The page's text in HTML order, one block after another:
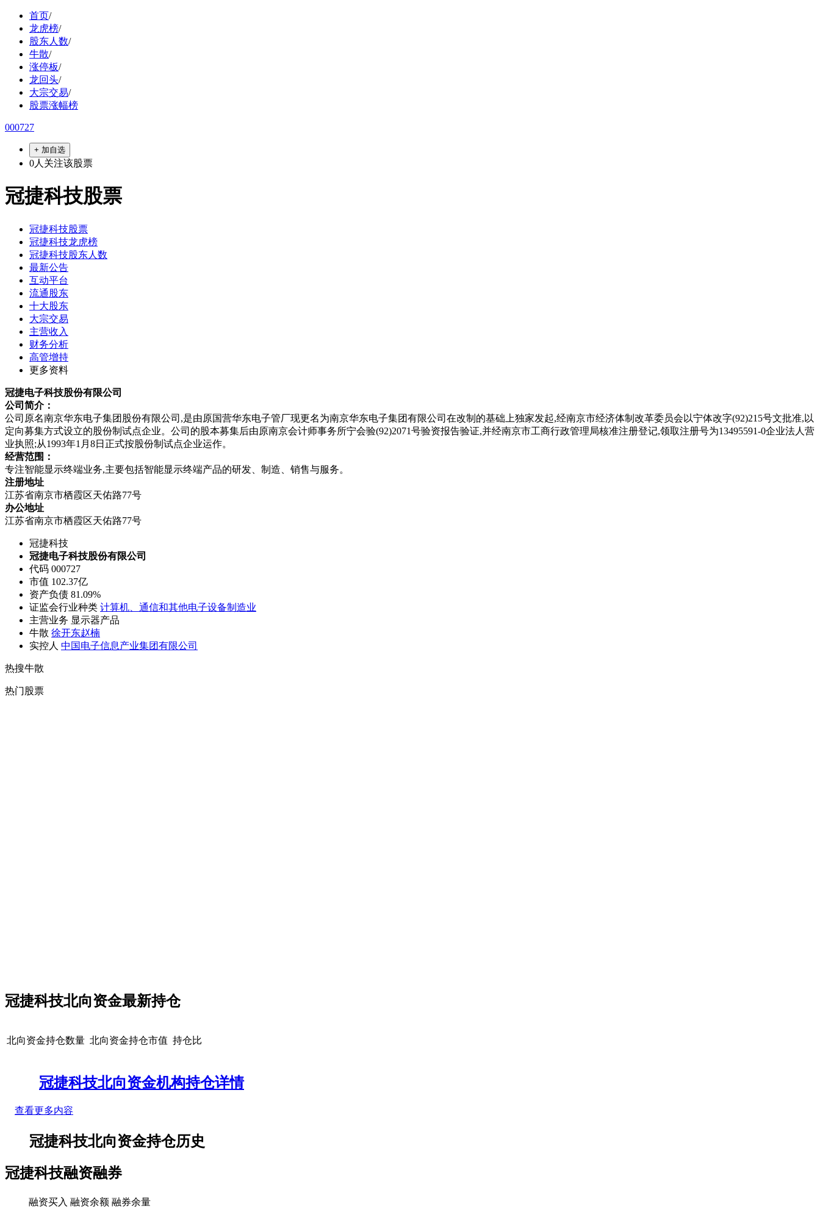
首页/
龙虎榜/
股东人数/
牛散/
涨停板/
龙回头/
大宗交易/
股票涨幅榜
000727
+ 加自选
0人关注该股票
冠捷科技股票
冠捷科技股票
冠捷科技龙虎榜
冠捷科技股东人数
最新公告
互动平台
流通股东
十大股东
大宗交易
主营收入
财务分析
高管增持
更多资料
冠捷电子科技股份有限公司
公司简介：
公司原名南京华东电子集团股份有限公司,是由原国营华东电子管厂现更名为南京华东电子集团有限公司在改制的基础上独家发起,经南京市经济体制改革委员会以宁体改字(92)215号文批准,以
定向募集方式设立的股份制试点企业。公司的股本募集后由原南京会计师事务所宁会验(92)2071号验资报告验证,并经南京市工商行政管理局核准注册登记,领取注册号为13495591-0企业法人营
业执照;从1993年1月8日正式按股份制试点企业运作。
经营范围：
专注智能显示终端业务,主要包括智能显示终端产品的研发、制造、销售与服务。
注册地址
江苏省南京市栖霞区天佑路77号
办公地址
江苏省南京市栖霞区天佑路77号
冠捷科技
冠捷电子科技股份有限公司
代码 000727
市值 102.37亿
资产负债 81.09%
证监会行业种类 计算机、通信和其他电子设备制造业
主营业务 显示器产品
牛散 徐开东赵楠
实控人 中国电子信息产业集团有限公司
热搜牛散
热门股票
冠捷科技北向资金最新持仓
北向资金持仓数量 北向资金持仓市值 持仓比
冠捷科技北向资金机构持仓详情
查看更多内容
冠捷科技北向资金持仓历史
冠捷科技融资融券
融资买入 融资余额 融券余量